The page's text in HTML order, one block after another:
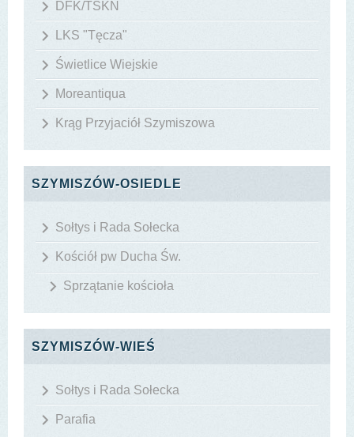
DFK/TSKN
LKS "Tęcza"
Świetlice Wiejskie
Moreantiqua
Krąg Przyjaciół Szymiszowa
SZYMISZÓW-OSIEDLE
Sołtys i Rada Sołecka
Kościół pw Ducha Św.
Sprzątanie kościoła
SZYMISZÓW-WIEŚ
Sołtys i Rada Sołecka
Parafia